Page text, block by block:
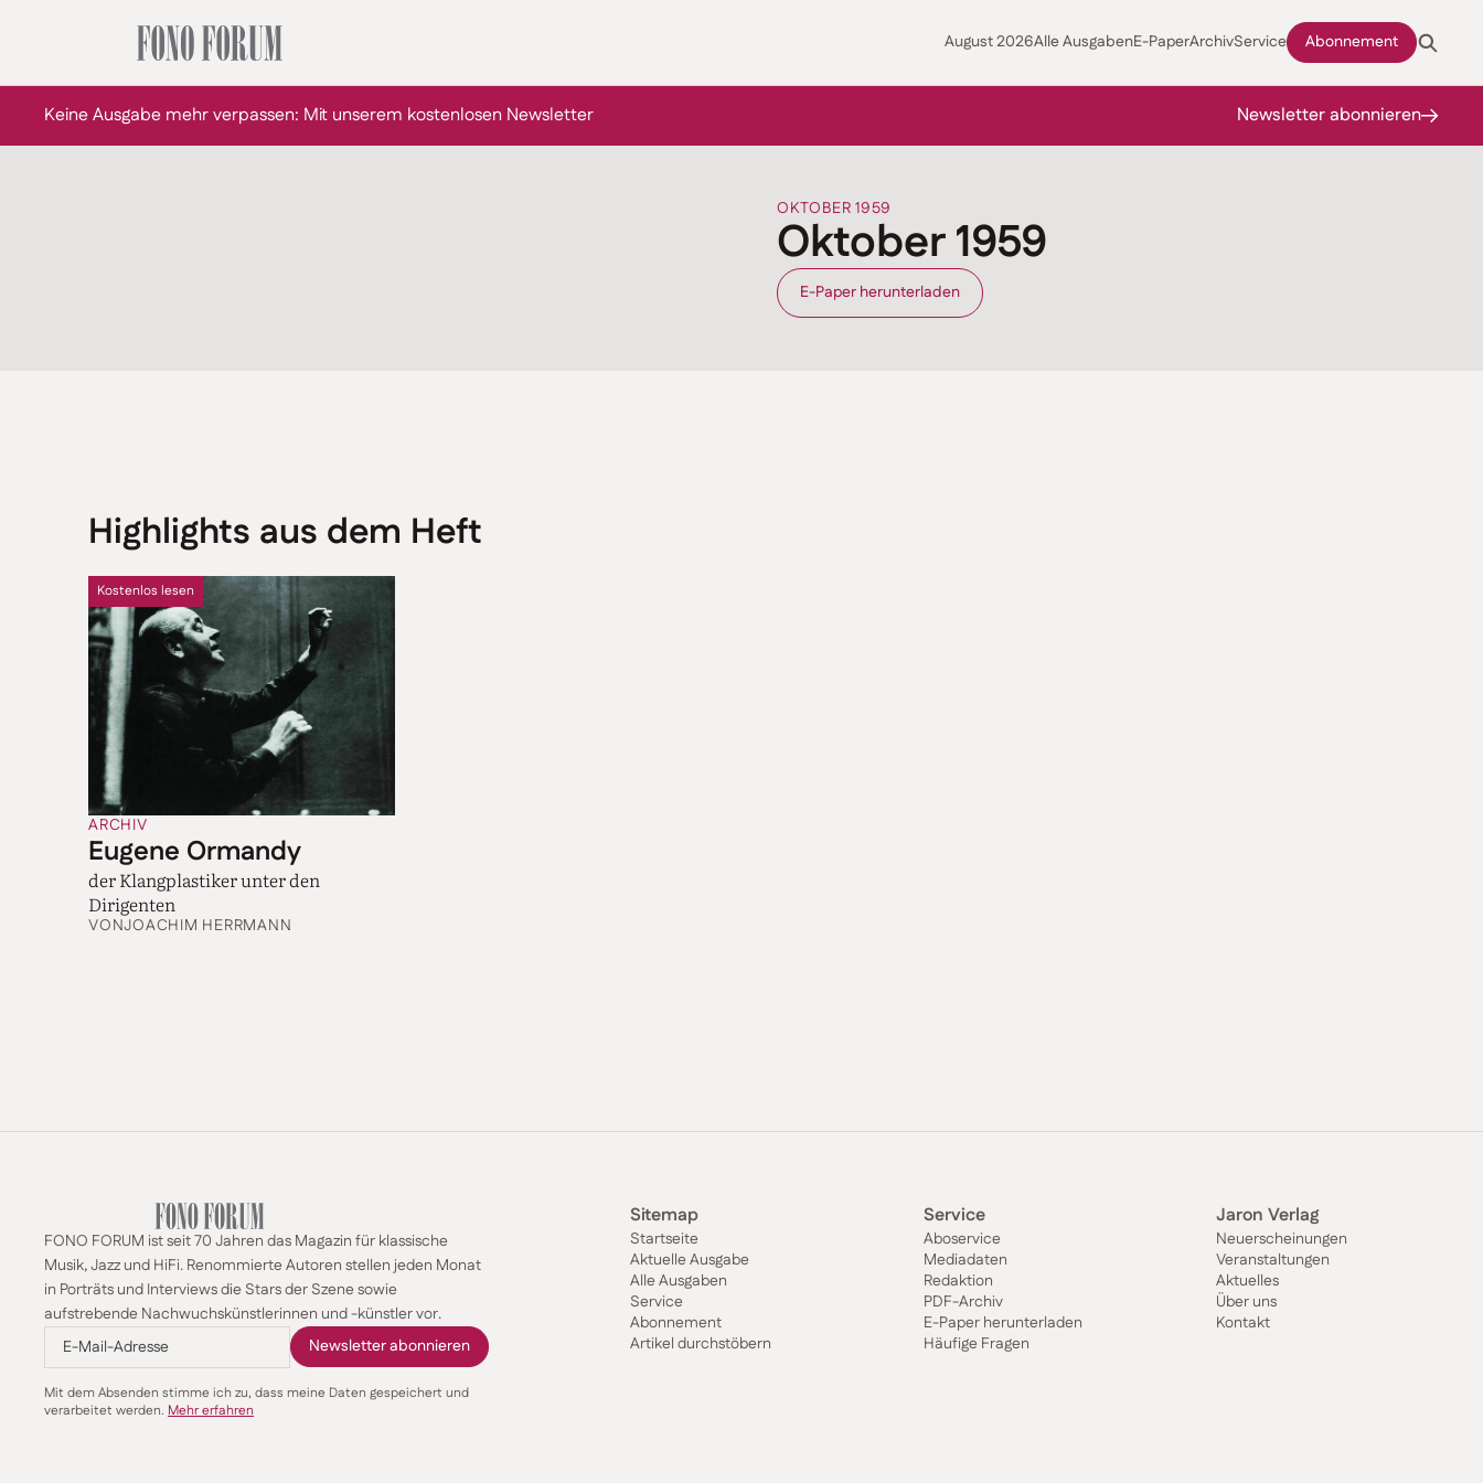
August 2026Alle AusgabenE-PaperArchivService Abonnement
Keine Ausgabe mehr verpassen: Mit unserem kostenlosen Newsletter Newsletter abonnieren
OKTOBER 1959
Oktober 1959
E-Paper herunterladen
Highlights aus dem Heft
ARCHIV
Eugene Ormandy
der Klangplastiker unter den
Dirigenten
VONJOACHIM HERRMANN
Kostenlos lesen
FONO FORUM ist seit 70 Jahren das Magazin für klassische
Musik, Jazz und HiFi. Renommierte Autoren stellen jeden Monat
in Porträts und Interviews die Stars der Szene sowie
aufstrebende Nachwuchskünstlerinnen und -künstler vor.
Mit dem Absenden stimme ich zu, dass meine Daten gespeichert und
verarbeitet werden. Mehr erfahren
Sitemap
Startseite
Aktuelle Ausgabe
Alle Ausgaben
Service
Abonnement
Artikel durchstöbern
Service
Aboservice
Mediadaten
Redaktion
PDF-Archiv
E-Paper herunterladen
Häufige Fragen
Jaron Verlag
Neuerscheinungen
Veranstaltungen
Aktuelles
Über uns
Kontakt